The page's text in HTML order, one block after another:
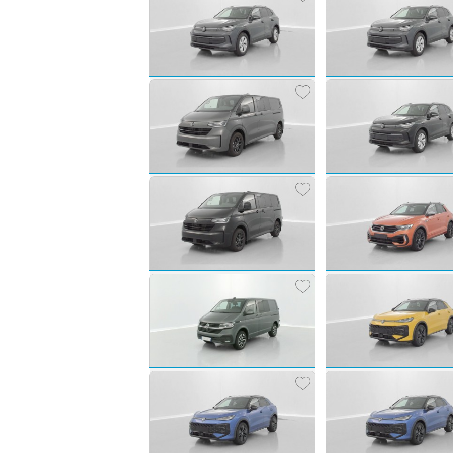
10 km
45 440 €
dès743 €/mois
10 km
47
dès784
Volkswagen Tiguan
TIGUAN III 1.5 eTSI 150ch Life Plus DSG7
10 km
37 900 €
dès620
TIGUAN III 1.5 eTSI 150ch Life Plus DSG7
39
dès636
Volkswagen Transporter Fg VUL
10 km
51 080 €
dès833
TIGUAN III 1.5 eTSI 150ch Life Plus DSG7
37
dès620
51 080 €
dès833€/mois
T-ROC 2.0 TSI 300ch R 4Motion DSG7
22 611 km
31
dès516
55 040 €
dès898
T-ROC 1.5 eTSI EVO2 Hybrid 150ch R-
37
dès614